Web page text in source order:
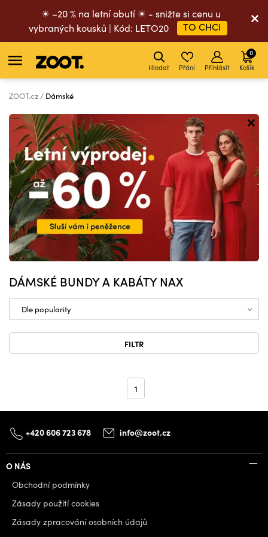
☀ –20 % na letní obutí ☀ - snižte si cenu u
vybraných kousků | Kód: LETO20
TO CHCI
Hledat Přání Přihlásit Košík
0
ZOOT.cz Dámské
DÁMSKÉ BUNDY A KABÁTY NAX
FILTR
1
+420 606 723 678 info@zoot.cz
O NÁS
Obchodní podmínky
Zásady použití cookies
Zásady zpracování osobních údajů